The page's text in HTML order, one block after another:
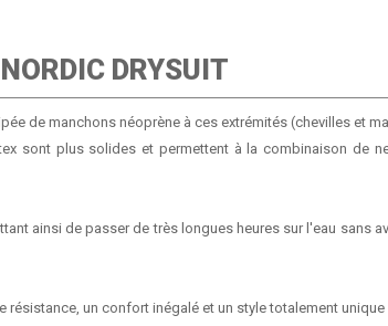
DRYSUIT
de manchons néoprène à ces extrémités (chevilles et
sont plus solides et permettent à la combinaison de
ainsi de passer de très longues heures sur l'eau sans
résistance, un confort inégalé et un style totalement unique